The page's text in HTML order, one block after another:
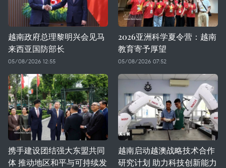
越南政府总理黎明兴会见马
来西亚国防部长
05/08/2026 12:55
2026亚洲科学夏令营：越南
教育寄予厚望
05/08/2026 07:52
携手建设团结强大东盟共同
体 推动地区和平与可持续发
越南启动越澳战略技术合作
研究计划 助力科技创新能力